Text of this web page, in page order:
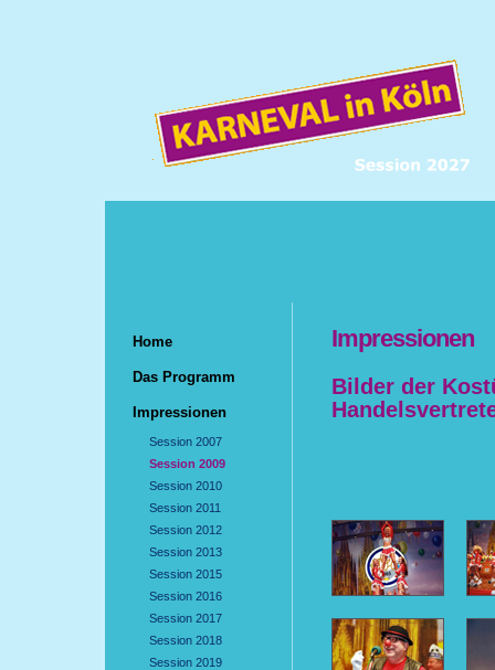
Home
Das Programm
Impressionen
Session 2007
Session 2009
Session 2010
Session 2011
Session 2012
Session 2013
Session 2015
Session 2016
Session 2017
Session 2018
Session 2019
Impressionen
Bilder der